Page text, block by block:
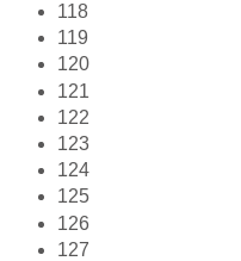
118
119
120
121
122
123
124
125
126
127